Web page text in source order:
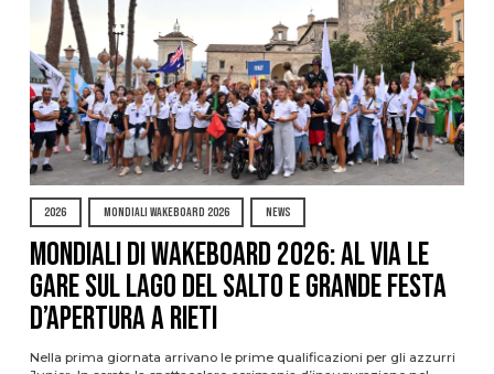
2026 MONDIALI WAKEBOARD 2026 NEWS
Mondiali di Wakeboard 2026: al via le
gare sul Lago del Salto e grande festa
d’apertura a Rieti
Nella prima giornata arrivano le prime qualificazioni per gli azzurri